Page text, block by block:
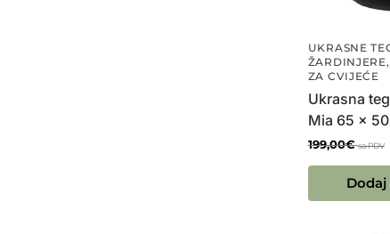
UKRASNE
ŽARDINJERE,
ZA CVIJEĆE
Ukrasna
Mia 65 x
199,00€ sa PDV